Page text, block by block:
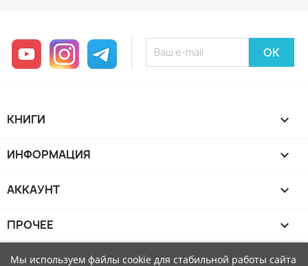
YouTube InstagramTelegram
КНИГИ 
ИНФОРМАЦИЯ 
АККАУНТ 
ПРОЧЕЕ 
Мы используем файлы cookie для стабильной работы сайта